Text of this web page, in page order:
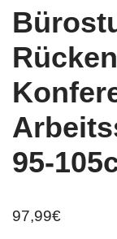
95-
97,99€